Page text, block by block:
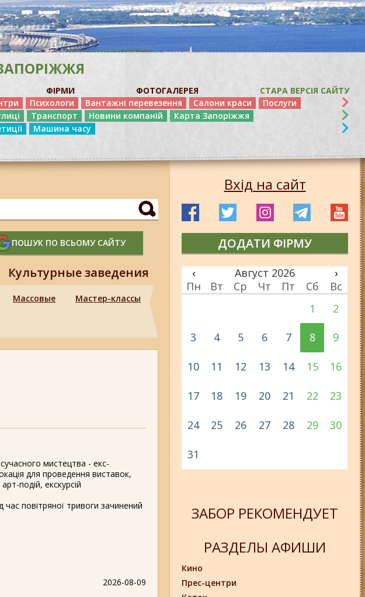
ФІРМИ ФОТОГАЛЕРЕЯ
СТАРА ВЕРСІЯ САЙТУ
Психологи Вантажні перевезення Салони краси
Послуги
Транспорт Новини компаній
Карта Запоріжжя
Машина часу
ПОШУК ПО ВСЬОМУ САЙТУ
Культурные заведения
Массовые
Мастер-классы
мистецтва - екс-
для проведення виставок,
подій, екскурсій
повітряної тривоги зачинений
2026-08-09
Вхід на сайт
ДОДАТИ ФІРМУ
1 2
3 4 5 6 7 8 9
10 11 12 13 14 15 16
17 18 19 20 21 22 23
24 25 26 27 28 29 30
31
‹ Август 2026
›
Пн
Вт Ср Чт Пт Сб Вс
ЗАБОР РЕКОМЕНДУЕТ
РАЗДЕЛЫ АФИШИ
Кино
Прес-центри